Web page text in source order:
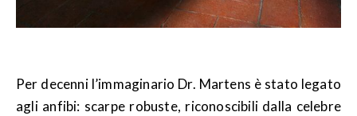
Per decenni l’immaginario Dr. Martens è stato legato
agli anfibi: scarpe robuste, riconoscibili dalla celebre